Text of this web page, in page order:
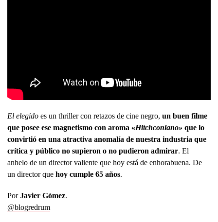
El elegido es un thriller con retazos de cine negro, un buen filme
que posee ese magnetismo con aroma «Hitchconiano» que lo
convirtió en una atractiva anomalía de nuestra industria que
crítica y público no supieron o no pudieron admirar. El
anhelo de un director valiente que hoy está de enhorabuena. De
un director que hoy cumple 65 años.
PorJavier Gómez.
@blogredrum